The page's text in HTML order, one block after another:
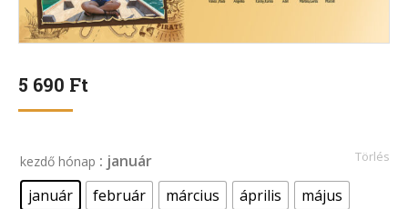
5 690 Ft
kezdő hónap : január
január
február március április
május
Törlés